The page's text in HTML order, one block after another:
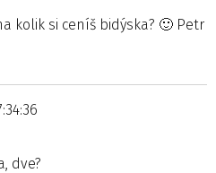
kolik si ceníš bidýska? 🙂 Petr
dve?